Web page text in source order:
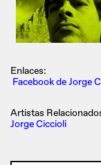
Enlaces:
Facebook de Jorge
Artistas
Jorge Ciccioli